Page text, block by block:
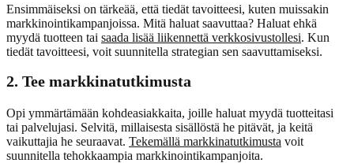
Ensimmäiseksi on tärkeää, että tiedät tavoitteesi, kuten muissakin
markkinointikampanjoissa. Mitä haluat saavuttaa? Haluat ehkä
myydä tuotteen tai saada lisää liikennettä verkkosivustollesi. Kun
tiedät tavoitteesi, voit suunnitella strategian sen saavuttamiseksi.
2. Tee markkinatutkimusta
Opi ymmärtämään kohdeasiakkaita, joille haluat myydä tuotteitasi
tai palvelujasi. Selvitä, millaisesta sisällöstä he pitävät, ja keitä
vaikuttajia he seuraavat. Tekemällä markkinatutkimusta voit
suunnitella tehokkaampia markkinointikampanjoita.